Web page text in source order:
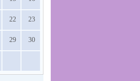
22 23
29 30